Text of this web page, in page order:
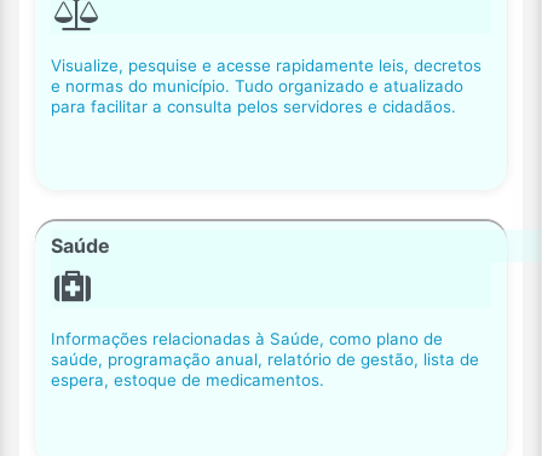
Visualize, pesquise e acesse rapidamente leis, decretos
e normas do município. Tudo organizado e atualizado
para facilitar a consulta pelos servidores e cidadãos.
Saúde
Informações relacionadas à Saúde, como plano de
saúde, programação anual, relatório de gestão, lista de
espera, estoque de medicamentos.